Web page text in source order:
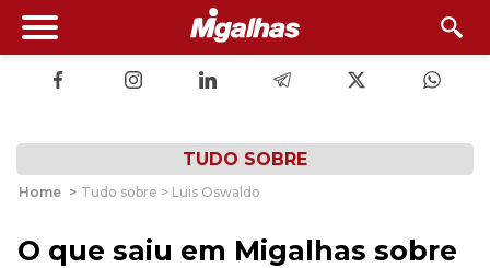
TUDO SOBRE
Home > Tudo sobre > Luis Oswaldo
O que saiu em Migalhas sobre